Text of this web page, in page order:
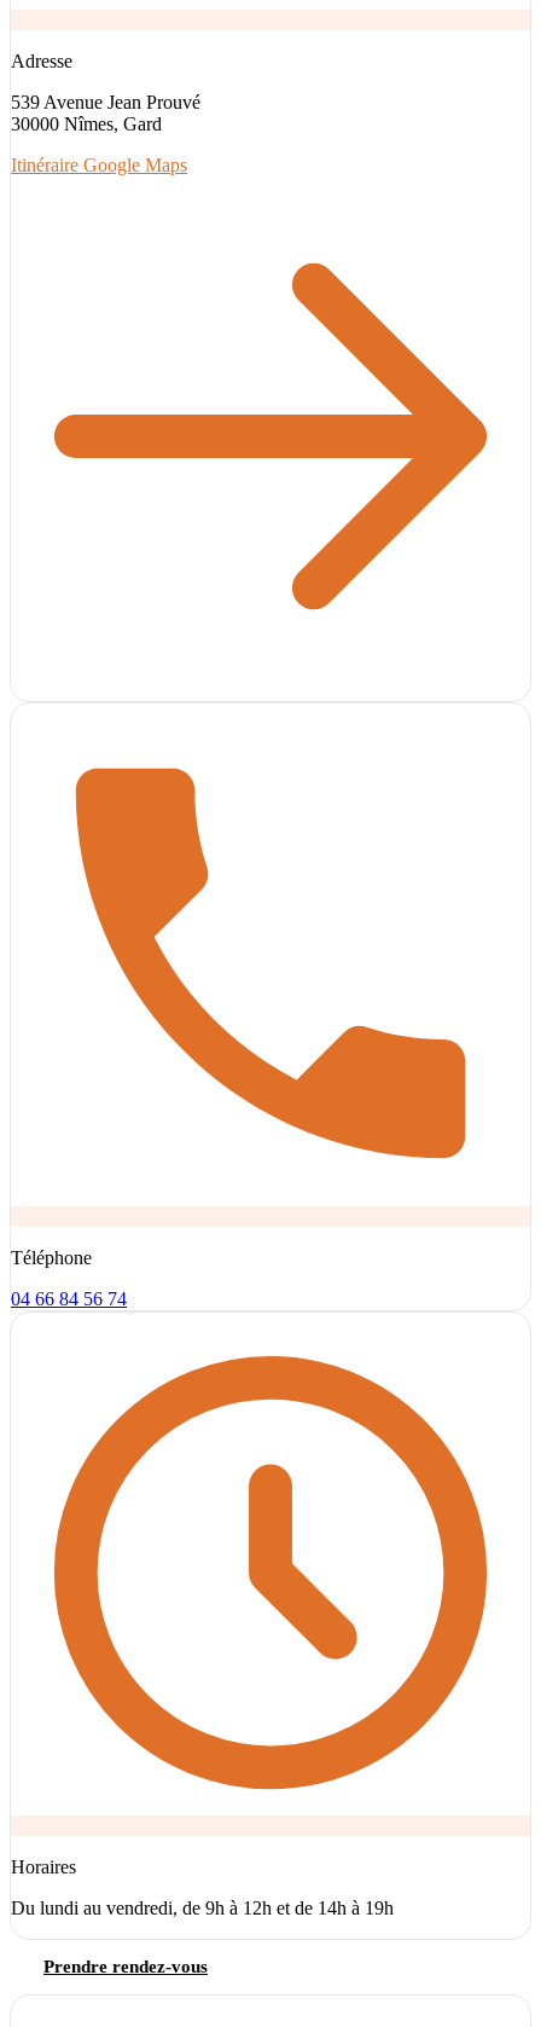
Adresse
539 Avenue Jean Prouvé
30000 Nîmes, Gard
Itinéraire Google Maps
Téléphone
04 66 84 56 74
Horaires
Du lundi au vendredi, de 9h à 12h et de 14h à 19h
Prendre rendez-vous